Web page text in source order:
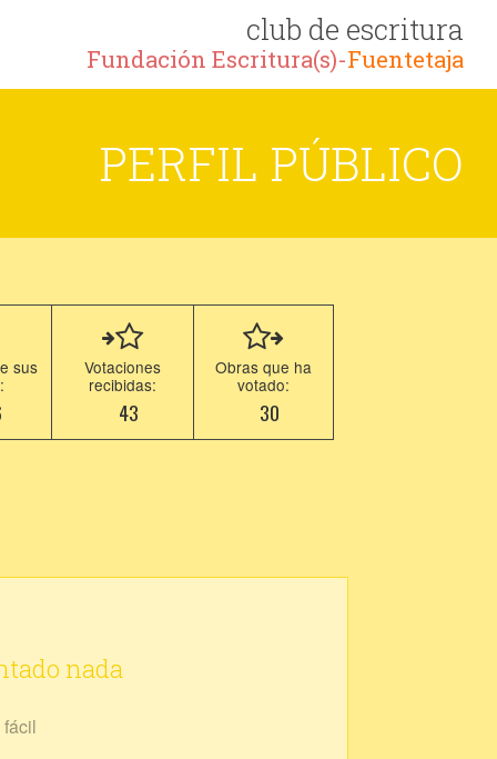
club de escritura
Fundación Escritura(s)-Fuentetaja
PERFIL PÚBLICO
sus
Votaciones
recibidas:
43
Obras que ha
votado:
30
nada